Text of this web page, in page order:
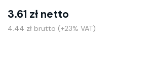
3.61 zł netto
4.44 zł brutto (+23% VAT)